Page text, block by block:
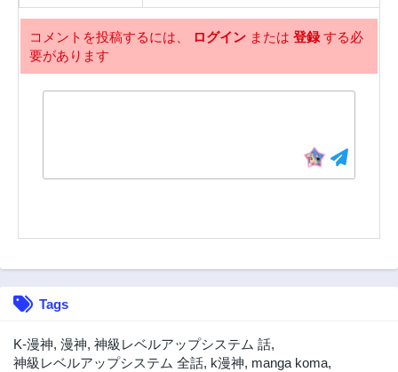
3年前 3年前
54話
44話
3年前
42話
3年前
41話
3年前
コメントを投稿するには、 ログイン または 登録する必
要があります
Tags
K-漫神, 漫神, 神級レベルアップシステム 話,
神級レベルアップシステム 全話, k漫神, manga koma,